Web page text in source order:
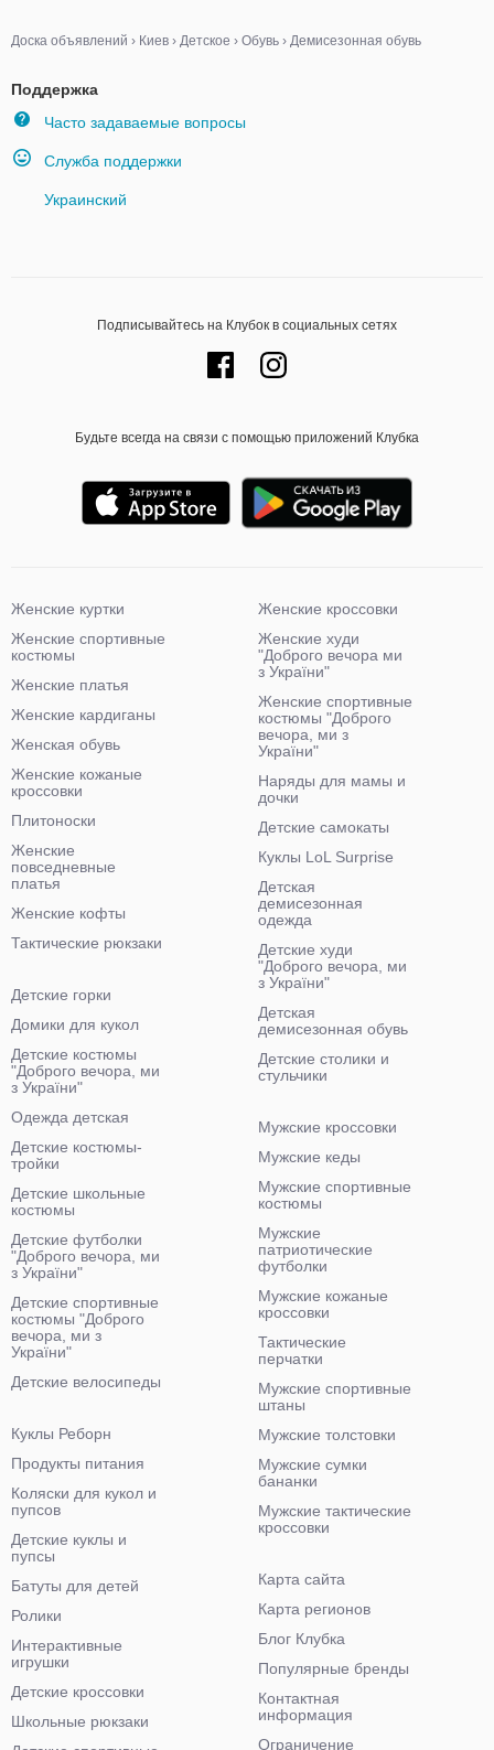
Доска объявлений › Киев › Детское › Обувь › Демисезонная обувь
Поддержка
Часто задаваемые вопросы
Служба поддержки
Украинский
Подписывайтесь на Клубок в социальных сетях
Будьте всегда на связи с помощью приложений Клубка
Женские куртки
Женские спортивные
костюмы
Женские платья
Женские кардиганы
Женская обувь
Женские кожаные
кроссовки
Плитоноски
Женские
повседневные
платья
Женские кофты
Тактические рюкзаки
Женские кроссовки
Женские худи
"Доброго вечора ми
з України"
Женские спортивные
костюмы "Доброго
вечора, ми з
України"
Наряды для мамы и
дочки
Детские самокаты
Куклы LoL Surprise
Детская
демисезонная
одежда
Детские худи
"Доброго вечора, ми
з України"
Детская
демисезонная обувь
Детские столики и
стульчики
Детские горки
Домики для кукол
Детские костюмы
"Доброго вечора, ми
з України"
Одежда детская
Детские костюмы-
тройки
Детские школьные
костюмы
Детские футболки
"Доброго вечора, ми
з України"
Детские спортивные
костюмы "Доброго
вечора, ми з
України"
Детские велосипеды
Мужские кроссовки
Мужские кеды
Мужские спортивные
костюмы
Мужские
патриотические
футболки
Мужские кожаные
кроссовки
Тактические
перчатки
Мужские спортивные
штаны
Мужские толстовки
Мужские сумки
бананки
Мужские тактические
кроссовки
Куклы Реборн
Продукты питания
Коляски для кукол и
пупсов
Детские куклы и
пупсы
Батуты для детей
Ролики
Интерактивные
игрушки
Детские кроссовки
Школьные рюкзаки
Карта сайта
Карта регионов
Блог Клубка
Популярные бренды
Контактная
информация
Ограничение